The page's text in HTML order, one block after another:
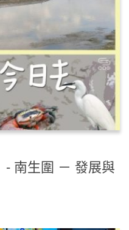
南生圍 － 發展與